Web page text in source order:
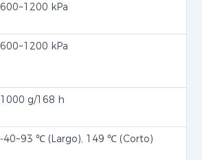
600~1200 kPa
600~1200 kPa
1000 g/168 h
-40~93 ​​℃ (Largo), 149 ℃ (Corto)